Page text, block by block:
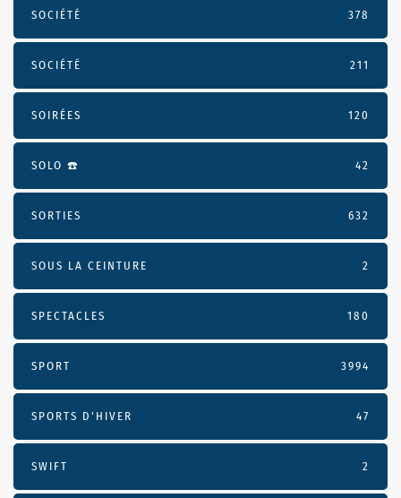
SOCIÉTÉ 378
SOCIÉTÉ 211
SOIRÉES 120
SOLO ☎️ 42
SORTIES 632
SOUS LA CEINTURE 2
SPECTACLES 180
SPORT 3994
SPORTS D'HIVER 47
SWIFT 2